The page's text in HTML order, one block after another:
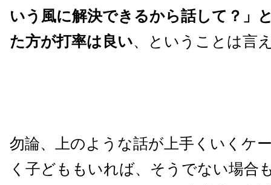
いう風に解決できるから話して？」
た方が打率は良い、ということは言
勿論、上のような話が上手くいくケ
く子どももいれば、そうでない場合